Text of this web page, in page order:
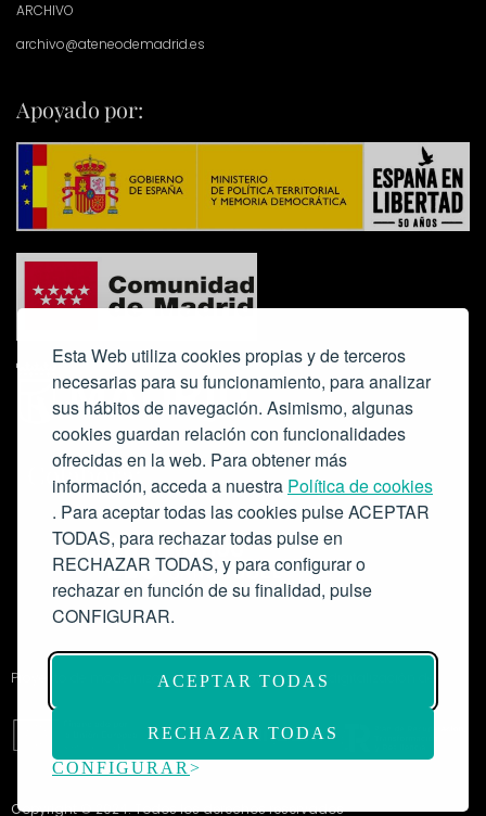
Esta Web utiliza cookies propias y de terceros
necesarias para su funcionamiento, para analizar
sus hábitos de navegación. Asimismo, algunas
cookies guardan relación con funcionalidades
ofrecidas en la web. Para obtener más
información, acceda a nuestra Política de cookies
. Para aceptar todas las cookies pulse ACEPTAR
TODAS, para rechazar todas pulse en
RECHAZAR TODAS, y para configurar o
rechazar en función de su finalidad, pulse
CONFIGURAR.
ACEPTAR TODAS
RECHAZAR TODAS
CONFIGURAR
ARCHIVO
archivo@ateneodemadrid.es
Apoyado por:
Colabora:
Proyecto de modernización de infraestructuras y digitalización del
Salón de Actos del Ateneo de Madrid como espacio escénico-musical.
Subvención: 175.000€
Copyright © 2024. Todos los derechos reservados